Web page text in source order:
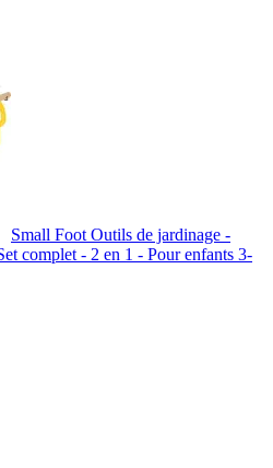
Small Foot Outils de jardinage -
complet - 2 en 1 - Pour enfants 3-